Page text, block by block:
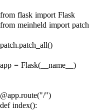
from flask import Flask
from meinheld import patch
patch.patch_all()
app = Flask(__name__)
@app.route("/")
def index():